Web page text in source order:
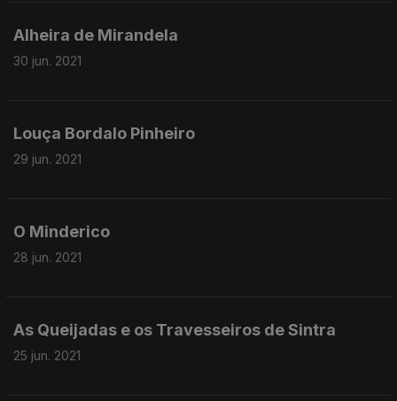
Alheira de Mirandela
30 jun. 2021
Louça Bordalo Pinheiro
29 jun. 2021
O Minderico
28 jun. 2021
As Queijadas e os Travesseiros de Sintra
25 jun. 2021